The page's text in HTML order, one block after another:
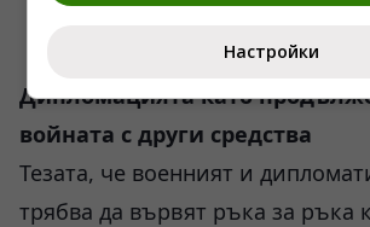
Дипломацията като
войната с други средства
Тезата, че военният и
трябва да вървят ръка за ръка
Настройки